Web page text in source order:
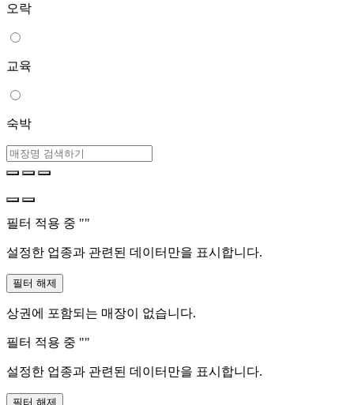
오락
교육
숙박
필터 적용 중 ""
설정한 업종과 관련된 데이터만을 표시합니다.
필터 해제
상권에 포함되는 매장이 없습니다.
필터 적용 중 ""
설정한 업종과 관련된 데이터만을 표시합니다.
필터 해제